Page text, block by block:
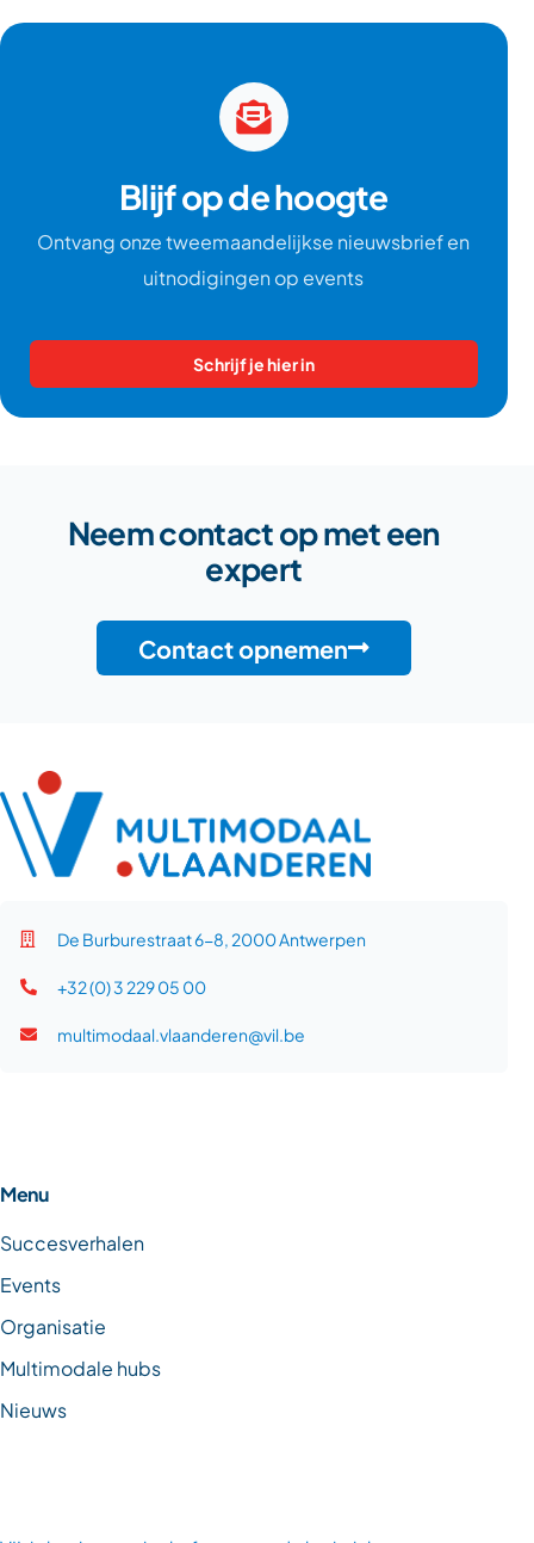
Blijf op de hoogte
Ontvang onze tweemaandelijkse nieuwsbrief en
uitnodigingen op events
Schrijf je hier in
Neem contact op met een
expert
Contact opnemen
De Burburestraat 6-8, 2000 Antwerpen
+32 (0) 3 229 05 00
multimodaal.vlaanderen@vil.be
Menu
Succesverhalen
Events
Organisatie
Multimodale hubs
Nieuws